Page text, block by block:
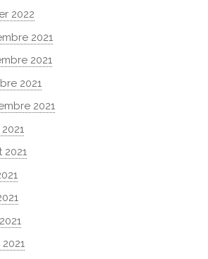
2022
2021
2021
2021
2021
2021